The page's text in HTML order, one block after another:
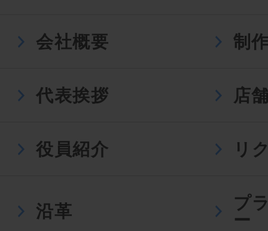
会社概要 制
代表挨拶 店
役員紹介 リ
沿革
プ
ー